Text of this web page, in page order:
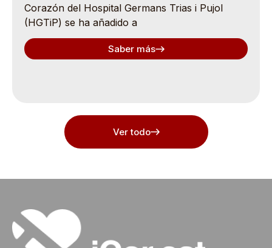
Corazón del Hospital Germans Trias i Pujol
(HGTiP) se ha añadido a
Saber más
Ver todo